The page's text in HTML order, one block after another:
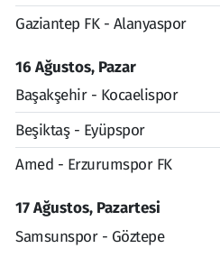
Gaziantep FK - Alanyaspor
16 Ağustos, Pazar
Başakşehir - Kocaelispor
Beşiktaş - Eyüpspor
Amed - Erzurumspor FK
17 Ağustos, Pazartesi
Samsunspor - Göztepe